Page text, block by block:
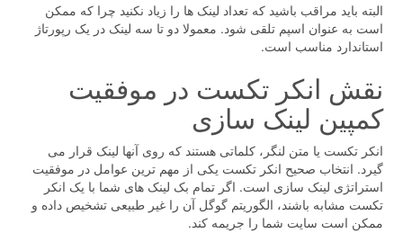
البته باید مراقب باشید که تعداد لینک ها را زیاد نکنید چرا که ممکن
است به عنوان اسپم تلقی شود. معمولا دو تا سه لینک در یک رپورتاژ
استاندارد مناسب است.
نقش انکر تکست در موفقیت
کمپین لینک سازی
انکر تکست یا متن لنگر، کلماتی هستند که روی آنها لینک قرار می
گیرد. انتخاب صحیح انکر تکست یکی از مهم ترین عوامل در موفقیت
استراتژی لینک سازی است. اگر تمام بک لینک های شما با یک انکر
تکست مشابه باشند، الگوریتم گوگل آن را غیر طبیعی تشخیص داده و
ممکن است سایت شما را جریمه کند.